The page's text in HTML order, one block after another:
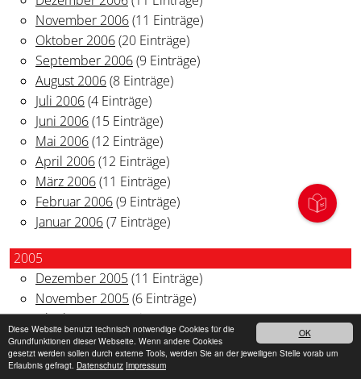
OK
Diese Website benutzt technisch notwendige Cookies für die
Grundfunktionen dieser Webseite. Wenn andere Cookies
gesetzt werden sollen durch externe Tools, werden Sie an der jeweiligen Stelle vorab um
Erlaubnis gefragt. Datenschutz Impressum
November 2006(11 Einträge)
Oktober 2006(20 Einträge)
September 2006(9 Einträge)
August 2006(8 Einträge)
Juli 2006(4 Einträge)
Juni 2006(15 Einträge)
Mai 2006(12 Einträge)
April 2006(12 Einträge)
März 2006(11 Einträge)
Februar 2006(9 Einträge)
Januar 2006(7 Einträge)
2005
Dezember 2005(11 Einträge)
November 2005(6 Einträge)
Oktober 2005(7 Einträge)
September 2005(2 Einträge)
August 2005(3 Einträge)